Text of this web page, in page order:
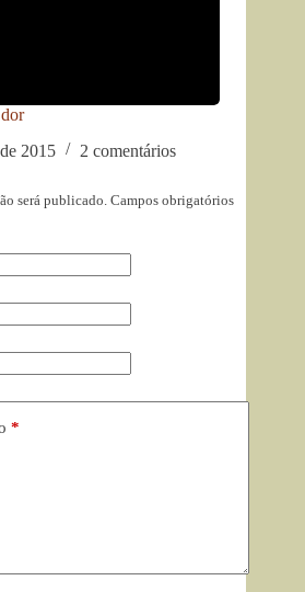
2015
2 comentários
será publicado. Campos obrigatórios
*